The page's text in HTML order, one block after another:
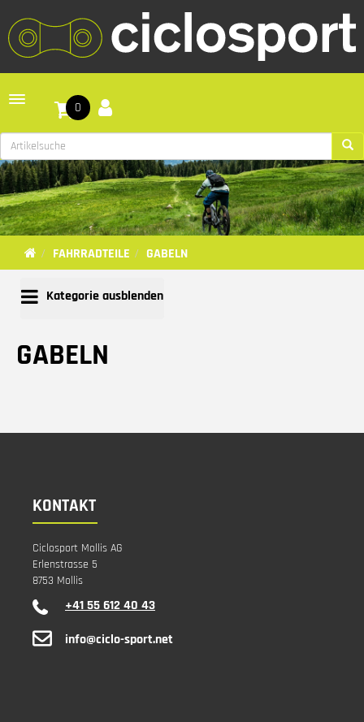
Toggle navigation
0
FAHRRADTEILE GABELN
Kategorie ausblenden
GABELN
KONTAKT
Ciclosport Mollis AG
Erlenstrasse 5
8753 Mollis
+41 55 612 40 43
info@ciclo-sport.net